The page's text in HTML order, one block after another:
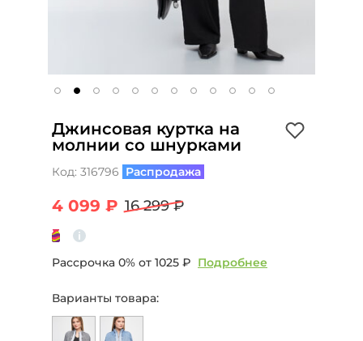
Джинсовая куртка на
молнии со шнурками
Код: 316796 Распродажа
4 099 ₽ 16 299 ₽
Рассрочка 0% от 1025 ₽ Подробнее
Варианты товара: